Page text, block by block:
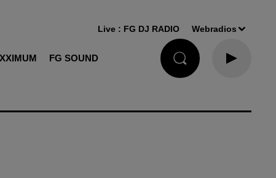
FG SOUND
Live : FG DJ RADIO Webradios